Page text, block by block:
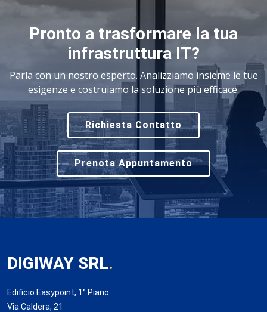
Pronto a trasformare la tua
infrastruttura IT?
Parla con un nostro esperto. Analizziamo insieme le tue
esigenze e costruiamo la soluzione più efficace.
Richiesta Contatto
Prenota Appuntamento
DIGIWAY SRL.
Edificio Easypoint, 1° Piano
Via Caldera, 21